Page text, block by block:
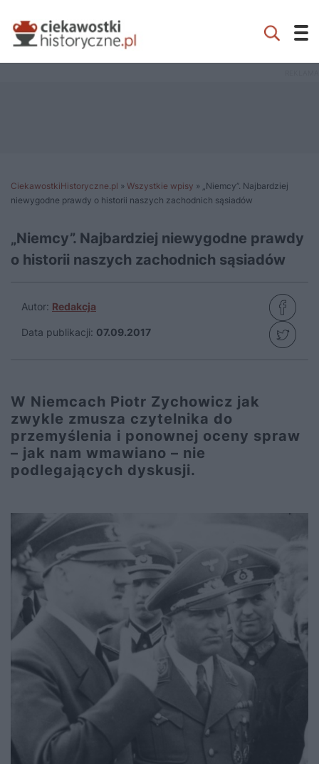
CiekawostkiHistoryczne.pl » Wszystkie wpisy » „Niemcy”. Najbardziej
niewygodne prawdy o historii naszych zachodnich sąsiadów
„Niemcy”. Najbardziej niewygodne prawdy
o historii naszych zachodnich sąsiadów
Autor: Redakcja
Data publikacji: 07.09.2017
W Niemcach Piotr Zychowicz jak
zwykle zmusza czytelnika do
przemyślenia i ponownej oceny spraw
– jak nam wmawiano – nie
podlegających dyskusji.